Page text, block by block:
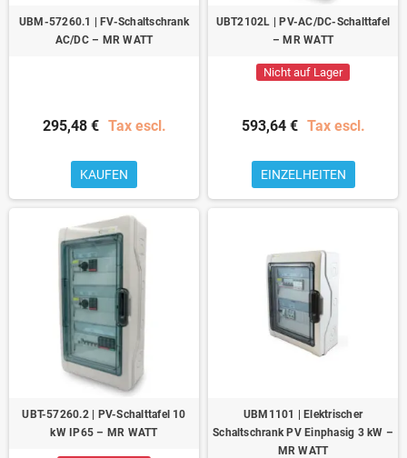
UBM-57260.1 | FV-Schaltschrank
AC/DC – MR WATT
295,48 € Tax escl.
KAUFEN
UBT2102L | PV-AC/DC-Schalttafel
– MR WATT
Nicht auf Lager
593,64 € Tax escl.
EINZELHEITEN
UBT-57260.2 | PV-Schalttafel 10
kW IP65 – MR WATT
UBM1101 | Elektrischer
Schaltschrank PV Einphasig 3 kW –
MR WATT